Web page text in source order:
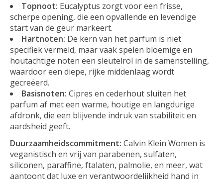
Topnoot: Eucalyptus zorgt voor een frisse,
scherpe opening, die een opvallende en levendige
start van de geur markeert.
Hartnoten: De kern van het parfum is niet
specifiek vermeld, maar vaak spelen bloemige en
houtachtige noten een sleutelrol in de samenstelling,
waardoor een diepe, rijke middenlaag wordt
gecreëerd.
Basisnoten: Cipres en cederhout sluiten het
parfum af met een warme, houtige en langdurige
afdronk, die een blijvende indruk van stabiliteit en
aardsheid geeft.
Duurzaamheidscommitment: Calvin Klein Women is
veganistisch en vrij van parabenen, sulfaten,
siliconen, paraffine, ftalaten, palmolie, en meer, wat
aantoont dat luxe en verantwoordelijkheid hand in